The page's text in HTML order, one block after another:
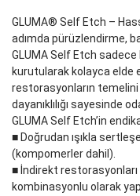
GLUMA® Self Etch –
adımda pürüzlendirme,
GLUMA Self Etch sadece
kurutularak kolayca elde
restorasyonların
dayanıklılığı sayesinde
GLUMA Self Etch’in
■ Doğrudan ışıkla
(kompomerler dahil).
■ İndirekt restorasyonları
kombinasyonlu olarak